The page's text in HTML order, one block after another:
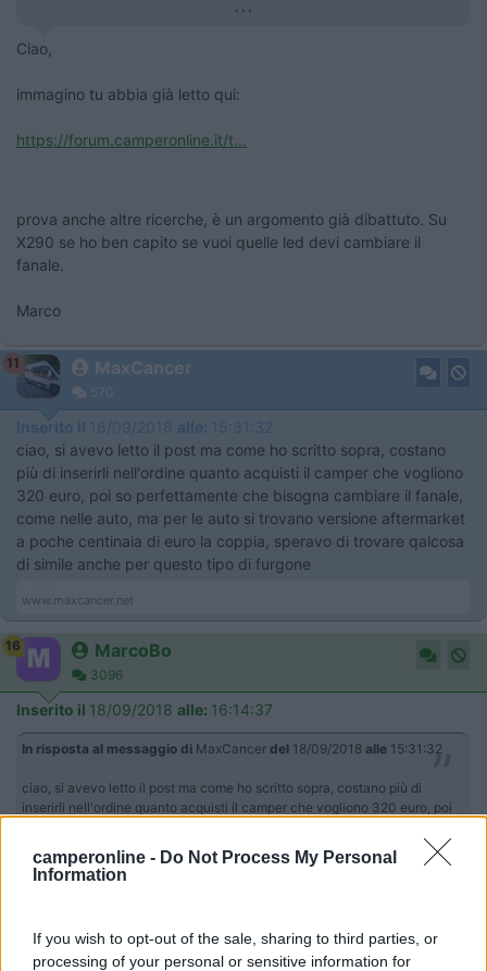
camperonline - Do Not Process My Personal
Information
If you wish to opt-out of the sale, sharing to third parties, or
processing of your personal or sensitive information for
Ciao,
immagino tu abbia già letto qui:
https://forum.camperonline.it/t...
prova anche altre ricerche, è un argomento già dibattuto. Su
X290 se ho ben capito se vuoi quelle led devi cambiare il
fanale.
Marco
11 MaxCancer
570
Inserito il 18/09/2018 alle: 15:31:32
ciao, si avevo letto il post ma come ho scritto sopra, costano
più di inserirli nell'ordine quanto acquisti il camper che vogliono
320 euro, poi so perfettamente che bisogna cambiare il fanale,
come nelle auto, ma per le auto si trovano versione aftermarket
a poche centinaia di euro la coppia, speravo di trovare qalcosa
di simile anche per questo tipo di furgone
www.maxcancer.net
16 MarcoBo
3096
Inserito il 18/09/2018 alle: 16:14:37
In risposta al messaggio di MaxCancer del 18/09/2018 alle 15:31:32
ciao, si avevo letto il post ma come ho scritto sopra, costano più di
inserirli nell'ordine quanto acquisti il camper che vogliono 320 euro, poi
le auto si trovano versione aftermarket a poche centinaia di euro la
coppia, speravo di trovare qalcosa di simile anche per questo tipo di
furgone
che comunque avrai le diurne originali comunque accese. No?